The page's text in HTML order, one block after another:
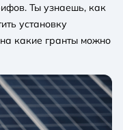
Ты узнаешь, как
установку
какие гранты можно